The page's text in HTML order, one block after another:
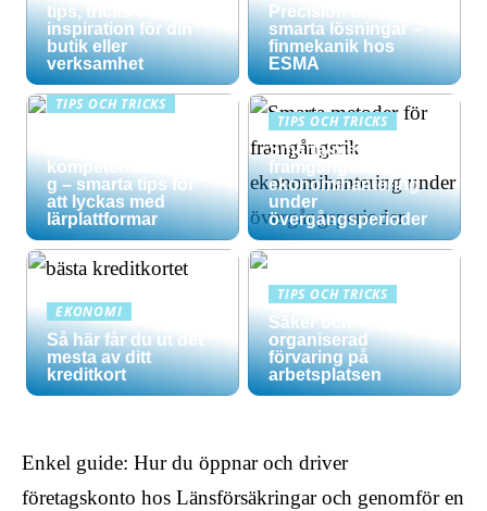
tips, tricks och
inspiration för din
butik eller
verksamhet
Precision möter
smarta lösningar –
finmekanik hos
ESMA
TIPS OCH TRICKS
kompetensutvecklin
g – smarta tips för
att lyckas med
lärplattformar
TIPS OCH TRICKS
Smarta metoder för
framgångsrik
ekonomihantering
under
övergångsperioder
EKONOMI
Så här får du ut det
mesta av ditt
kreditkort
TIPS OCH TRICKS
Säker och
organiserad
förvaring på
arbetsplatsen
Enkel guide: Hur du öppnar och driver
företagskonto hos Länsförsäkringar och genomför en